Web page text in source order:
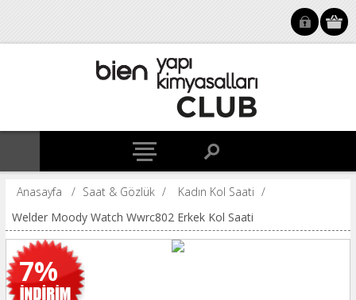
Anasayfa / Saat & Gözlük / Kadın Kol Saati /
Welder Moody Watch Wwrc802 Erkek Kol Saati
7%